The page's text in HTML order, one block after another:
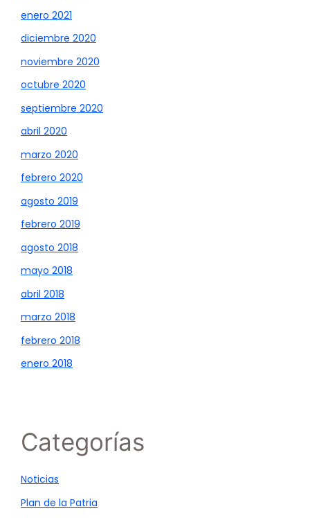
enero 2021
diciembre 2020
noviembre 2020
octubre 2020
septiembre 2020
abril 2020
marzo 2020
febrero 2020
agosto 2019
febrero 2019
agosto 2018
mayo 2018
abril 2018
marzo 2018
febrero 2018
enero 2018
Categorías
Noticias
Plan de la Patria